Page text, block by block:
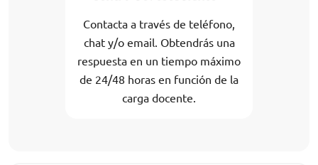
Contacta a través de teléfono,
chat y/o email. Obtendrás una
respuesta en un tiempo máximo
de 24/48 horas en función de la
carga docente.